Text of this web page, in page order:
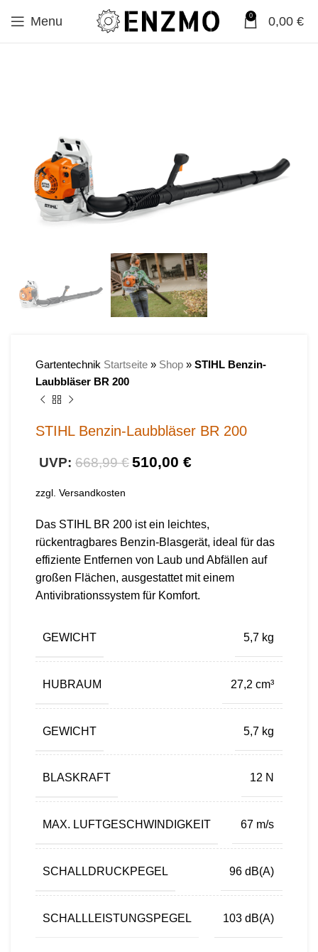
Menu 0 0,00 €
Gartentechnik Startseite » Shop » STIHL Benzin-
Laubbläser BR 200
STIHL Benzin-Laubbläser BR 200
668,99€510,00 €
zzgl. Versandkosten
Das STIHL BR 200 ist ein leichtes,
rückentragbares Benzin-Blasgerät, ideal für das
effiziente Entfernen von Laub und Abfällen auf
großen Flächen, ausgestattet mit einem
Antivibrationssystem für Komfort.
GEWICHT 5,7 kg
HUBRAUM 27,2 cm³
GEWICHT 5,7 kg
BLASKRAFT 12 N
MAX. LUFTGESCHWINDIGKEIT 67 m/s
SCHALLDRUCKPEGEL 96 dB(A)
SCHALLLEISTUNGSPEGEL 103 dB(A)